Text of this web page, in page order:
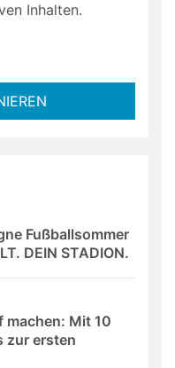
Inhalten.
Fußballsommer
DEIN STADION.
machen: Mit 10
zur ersten